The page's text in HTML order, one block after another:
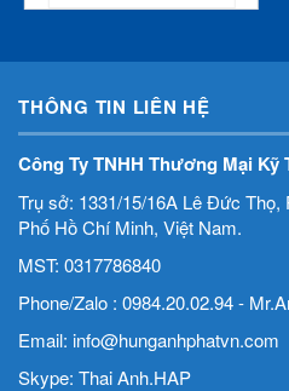
THÔNG TIN LIÊN HỆ
Công Ty TNHH Thương Mại
Trụ sở: 1331/15/16A Lê Đức Thọ,
Phố Hồ Chí Minh, Việt Nam.
MST: 0317786840
Phone/Zalo : 0984.20.02.94 -
Email: info@hunganhphatvn.com
Skype: Thai Anh.HAP